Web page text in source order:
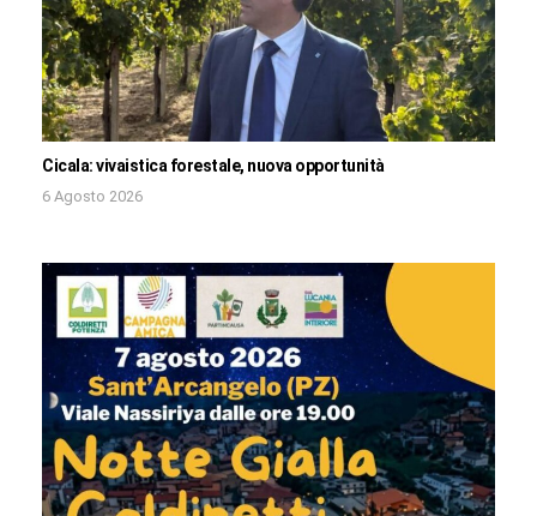
Cicala: vivaistica forestale, nuova opportunità
6 Agosto 2026